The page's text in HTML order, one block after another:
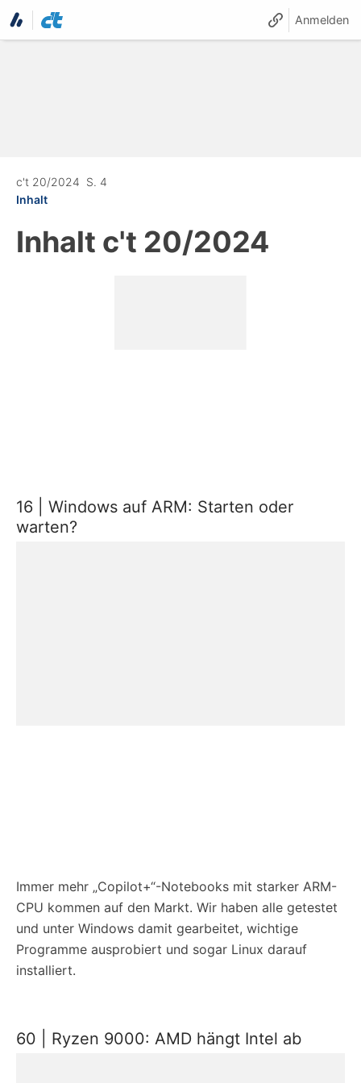
Anmelden
c't 20/2024 S. 4
Inhalt
Inhalt c't 20/2024
16 | Windows auf ARM: Starten oder
warten?
Immer mehr „Copilot+“-Notebooks mit starker ARM-
CPU kommen auf den Markt. Wir haben alle getestet
und unter Windows damit gearbeitet, wichtige
Programme ausprobiert und sogar Linux darauf
installiert.
60 | Ryzen 9000: AMD hängt Intel ab